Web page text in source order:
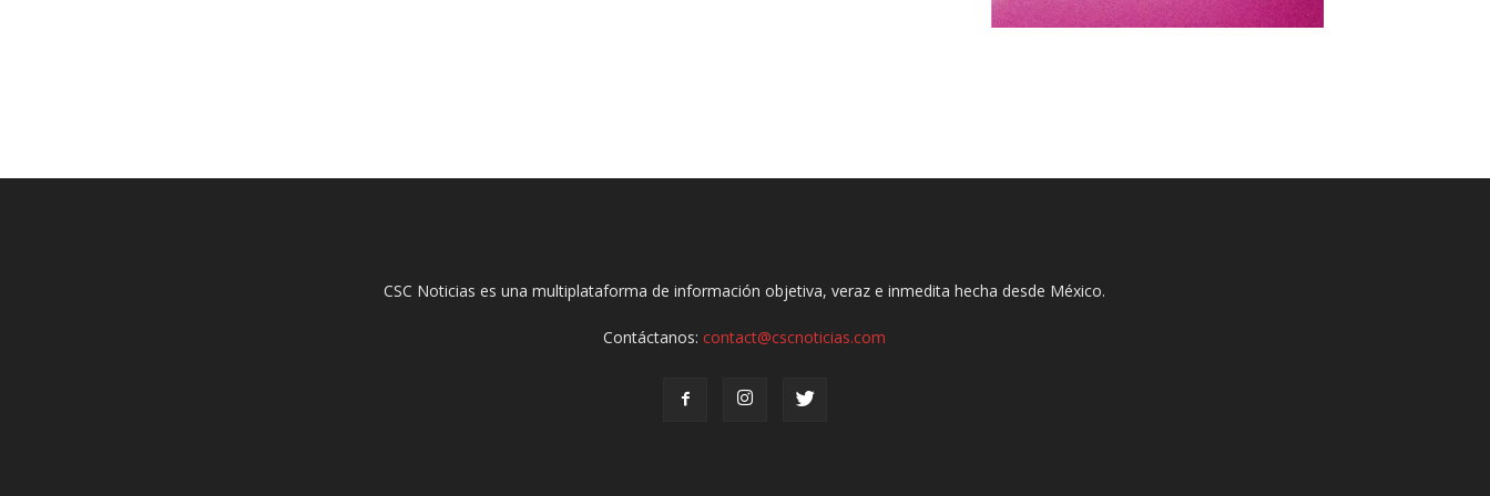
CSC Noticias es una multiplataforma de información objetiva, veraz e inmedita hecha desde México.
Contáctanos:contact@cscnoticias.com